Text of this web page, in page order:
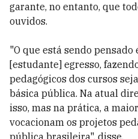
garante, no entanto, que
ouvidos.
"O que está sendo
[estudante] egresso,
pedagógicos dos cursos
básica pública. Na atual
isso, mas na prática, a
vocacionam os projetos
pública brasileira", disse.